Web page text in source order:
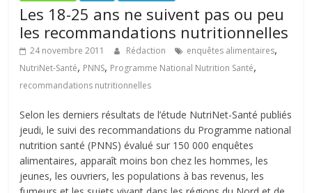
Les 18-25 ans ne suivent pas ou peu
les recommandations nutritionnelles
24 novembre 2011 Rédaction enquêtes alimentaires,
NutriNet-Santé, PNNS, Programme National Nutrition Santé,
recommandations nutritionnelles
Selon les derniers résultats de l’étude NutriNet-Santé publiés
jeudi, le suivi des recommandations du Programme national
nutrition santé (PNNS) évalué sur 150 000 enquêtes
alimentaires, apparaît moins bon chez les hommes, les
jeunes, les ouvriers, les populations à bas revenus, les